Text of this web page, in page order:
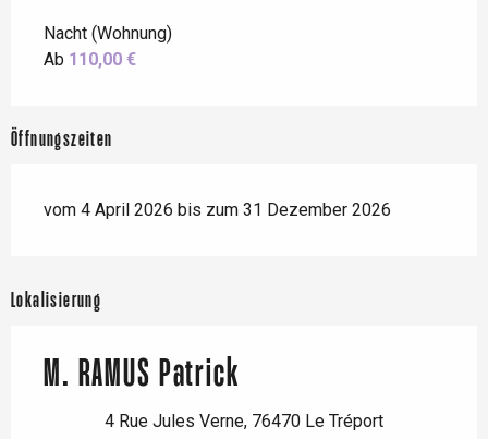
Nacht (Wohnung)
Ab 110,00 €
Öffnungszeiten
vom 4 April 2026 bis zum 31 Dezember 2026
Lokalisierung
M. RAMUS Patrick
4 Rue Jules Verne, 76470 Le Tréport